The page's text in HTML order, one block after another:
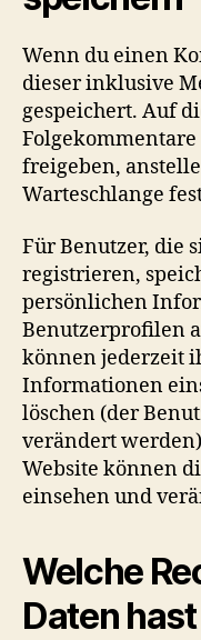
Wenn du einen
dieser inklusive
gespeichert. Auf
freigeben,
Warteschlange
Für Benutzer, die
registrieren,
persönlichen
Benutzerprofilen
können jederzeit
Informationen
löschen (der
verändert
Website können
einsehen und
Welche
Daten hast